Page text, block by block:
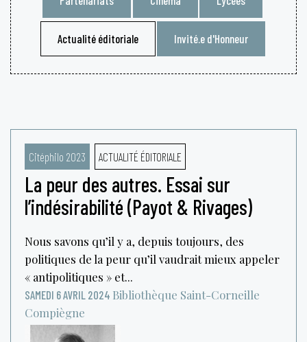
Actualité éditoriale Invité.e d'Honneur
Citéphilo 2023 ACTUALITÉ ÉDITORIALE
La peur des autres. Essai sur
l’indésirabilité (Payot & Rivages)
Nous savons qu’il y a, depuis toujours, des
politiques de la peur qu’il vaudrait mieux appeler
« antipolitiques » et...
SAMEDI 6 AVRIL 2024 Bibliothèque Saint-Corneille
Compiègne